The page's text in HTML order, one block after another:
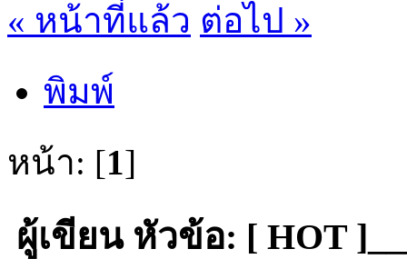
« หน้าที่แล้ว ต่อไป »
พิมพ์
หน้า: [1]
ผู้เขียนหัวข้อ: [ HOT